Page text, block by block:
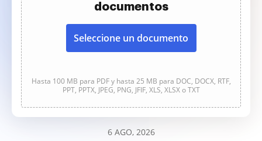
documentos
Seleccione un documento
Hasta 100 MB para PDF y hasta 25 MB para DOC, DOCX, RTF,
PPT, PPTX, JPEG, PNG, JFIF, XLS, XLSX o TXT
6 AGO, 2026